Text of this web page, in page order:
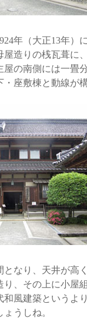
年（大正13年）
造りの桟瓦葺に
屋の南側には一畳
座敷棟と動線が
なり、天井が高
り、その上に小屋
和風建築というよ
うしね。